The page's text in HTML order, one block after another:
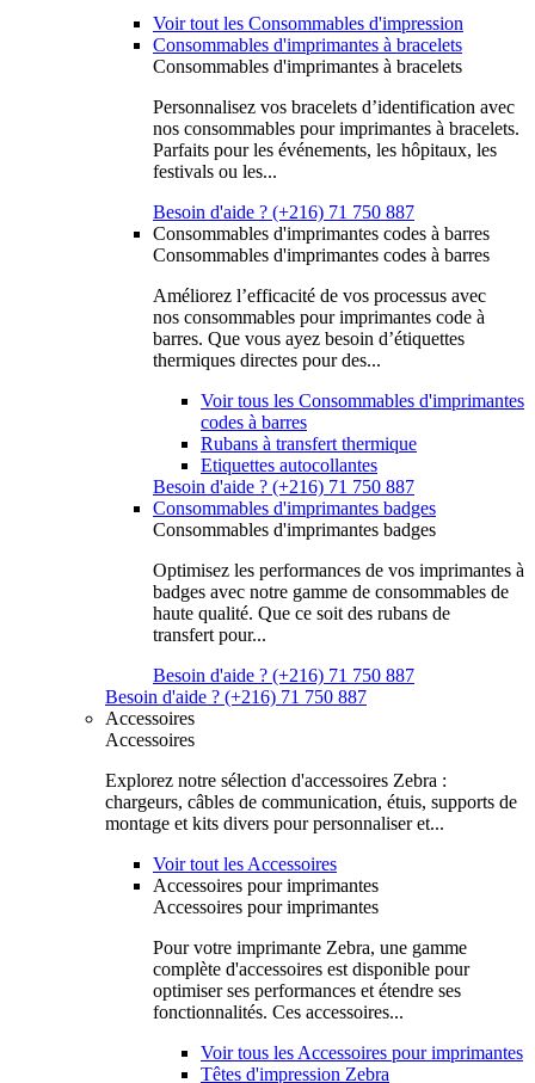
Voir tout les Consommables d'impression
Consommables d'imprimantes à bracelets
Consommables d'imprimantes à bracelets
Personnalisez vos bracelets d’identification avec
nos consommables pour imprimantes à bracelets.
Parfaits pour les événements, les hôpitaux, les
festivals ou les...
Besoin d'aide ? (+216) 71 750 887
Consommables d'imprimantes codes à barres
Consommables d'imprimantes codes à barres
Améliorez l’efficacité de vos processus avec
nos consommables pour imprimantes code à
barres. Que vous ayez besoin d’étiquettes
thermiques directes pour des...
Voir tous les Consommables d'imprimantes
codes à barres
Rubans à transfert thermique
Etiquettes autocollantes
Besoin d'aide ? (+216) 71 750 887
Consommables d'imprimantes badges
Consommables d'imprimantes badges
Optimisez les performances de vos imprimantes à
badges avec notre gamme de consommables de
haute qualité. Que ce soit des rubans de
transfert pour...
Besoin d'aide ? (+216) 71 750 887
Besoin d'aide ? (+216) 71 750 887
Accessoires
Accessoires
Explorez notre sélection d'accessoires Zebra :
chargeurs, câbles de communication, étuis, supports de
montage et kits divers pour personnaliser et...
Voir tout les Accessoires
Accessoires pour imprimantes
Accessoires pour imprimantes
Pour votre imprimante Zebra, une gamme
complète d'accessoires est disponible pour
optimiser ses performances et étendre ses
fonctionnalités. Ces accessoires...
Voir tous les Accessoires pour imprimantes
Têtes d'impression Zebra